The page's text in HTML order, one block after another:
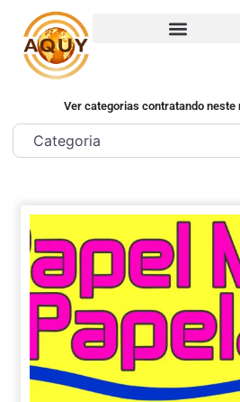
Ver categorias contratando neste